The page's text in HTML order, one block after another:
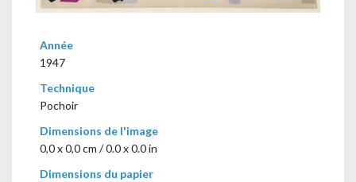
Année
1947
Technique
Pochoir
Dimensions de l'image
0,0 x 0,0 cm / 0.0 x 0.0 in
Dimensions du papier